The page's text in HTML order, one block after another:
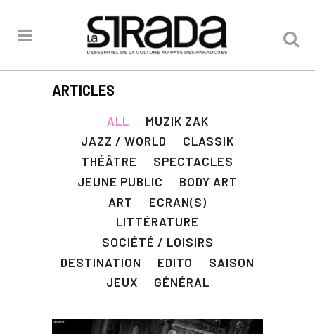
ARTICLES
ALL
MUZIK ZAK
JAZZ / WORLD
CLASSIK
THÉÂTRE
SPECTACLES
JEUNE PUBLIC
BODY ART
ART
ECRAN(S)
LITTÉRATURE
SOCIÉTÉ / LOISIRS
DESTINATION
EDITO
SAISON
JEUX
GÉNÉRAL